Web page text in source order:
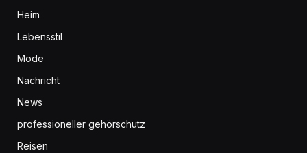
Heim
Lebensstil
Mode
Nachricht
News
professioneller gehörschutz
Reisen